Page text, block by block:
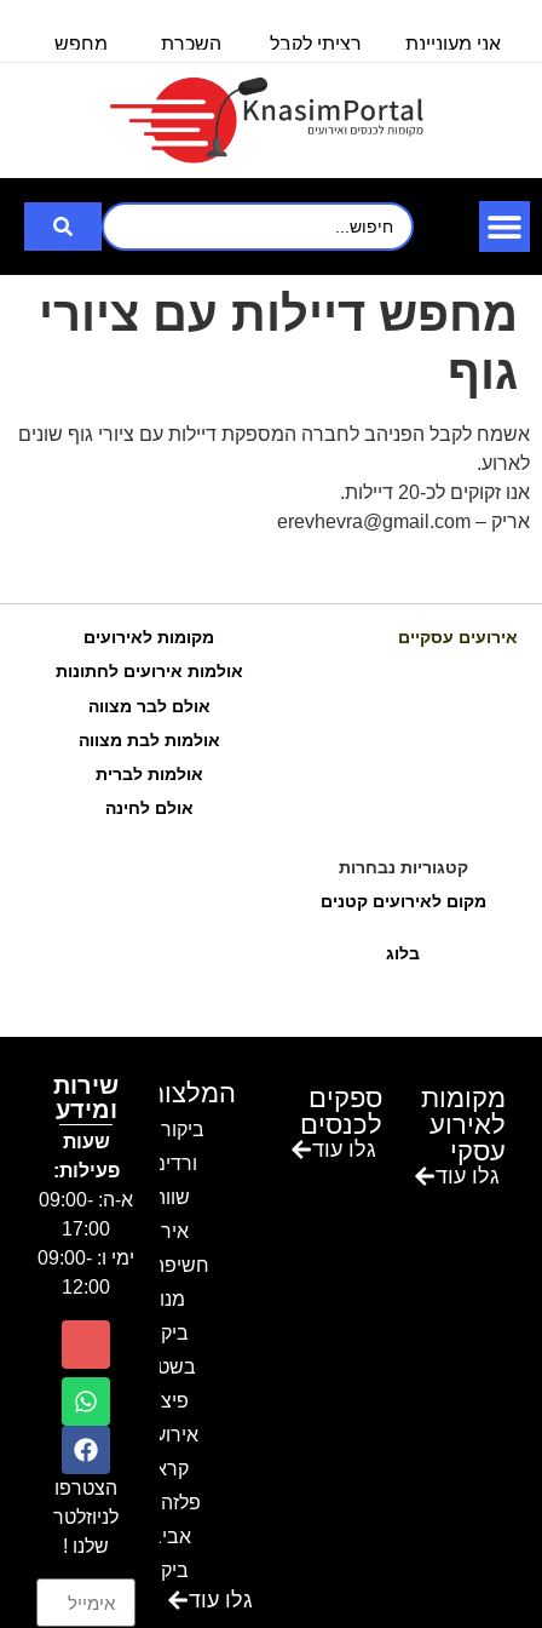
אני מעוניינת
ל100 איש
רציתי לקבל
פרטים לכנס
לעובדים
השכרת
אולם/
כיתה
ל-140
איש,
לצורך
מחפש
3000
מחפש דיילות עם ציורי
גוף
אשמח לקבל הפניהב לחברה המספקת דיילות עם ציורי גוף שונים
לארוע.
אנו זקוקים לכ-20 דיילות.
אריק – erevhevra@gmail.com
אירועים עסקיים
מקומות לאירועים
אולמות אירועים לחתונות
אולם לבר מצווה
אולמות לבת מצווה
אולמות לברית
אולם לחינה
קטגוריות נבחרות
מקום לאירועים קטנים
בלוג
מקומות
לאירוע
עסקי
גלו עוד
ספקים
לכנסים
גלו עוד
המלצות
ביקור בגן
ורדים –
שווה!!
אירוע
חשיפה- זיו
מנור
ביקור
בשטח-
פיצ'ר
אירועים
קראון
פלזה תל
אביב-
ביקור
בכנסגלו עוד
שירות
ומידע
שעות
פעילות:
א-ה: 09:00-
17:00
ימי ו: 09:00-
12:00
הצטרפו
לניוזלטר
שלנו !